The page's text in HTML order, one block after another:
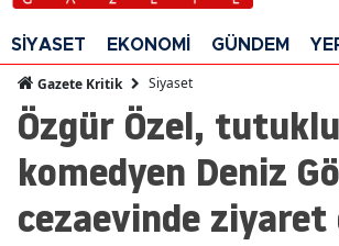
SİYASET EKONOMİ GÜNDEM
Gazete Kritik Siyaset
Özgür Özel, tutuklu
komedyen Deniz
cezaevinde